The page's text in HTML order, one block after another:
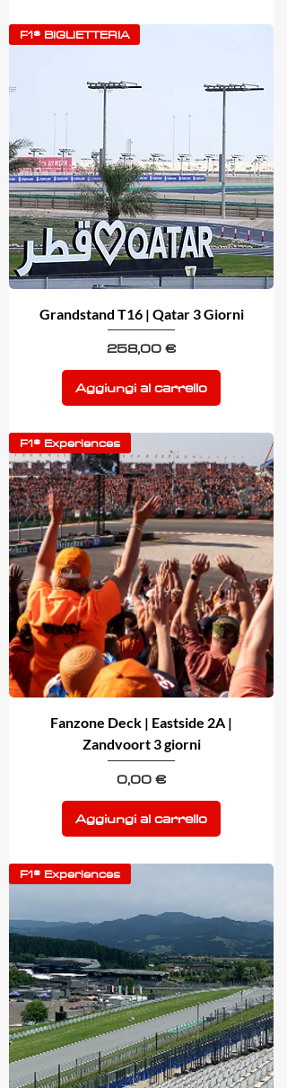
F1® BIGLIETTERIA
Grandstand T16 | Qatar 3 Giorni
Prezzo
258,00 €
Aggiungi al carrello
F1® Experiences
Fanzone Deck | Eastside 2A |
Zandvoort 3 giorni
Prezzo
0,00 €
Aggiungi al carrello
F1® Experiences